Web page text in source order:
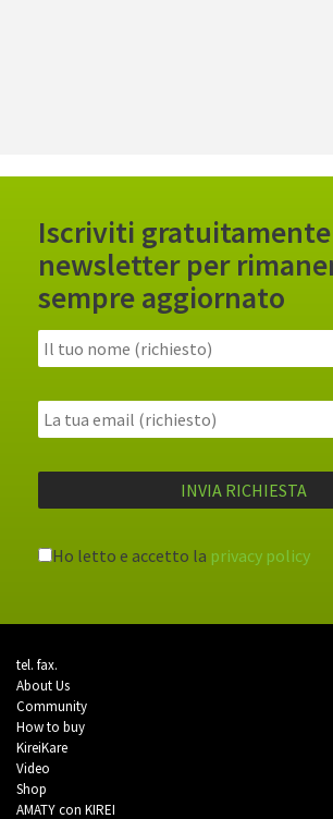
Iscriviti
newsletter per
sempre aggiornato
Ho letto e accetto la privacy policy
tel. fax.
About Us
Community
How to buy
KireiKare
Video
Shop
AMATY con KIREI